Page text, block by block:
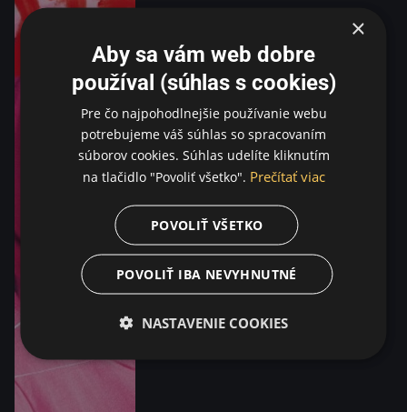
×
Aby sa vám web dobre
používal (súhlas s cookies)
Pre čo najpohodlnejšie používanie webu
potrebujeme váš súhlas so spracovaním
súborov cookies. Súhlas udelíte kliknutím
na tlačidlo "Povoliť všetko". Prečítať viac
POVOLIŤ VŠETKO
POVOLIŤ IBA NEVYHNUTNÉ
NASTAVENIE COOKIES